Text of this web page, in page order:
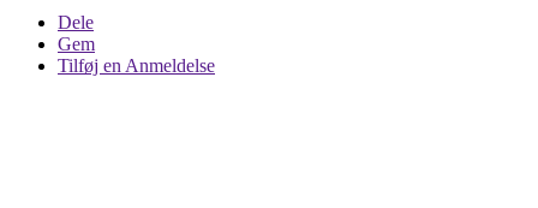
Dele
Gem
Tilføj en Anmeldelse